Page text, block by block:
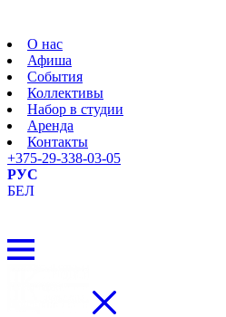
О нас
Афиша
События
Коллективы
Набор в студии
Аренда
Контакты
+375-29-338-03-05
РУС
БЕЛ